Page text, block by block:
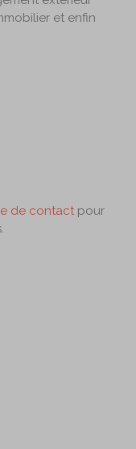
et enfin
de contact pour